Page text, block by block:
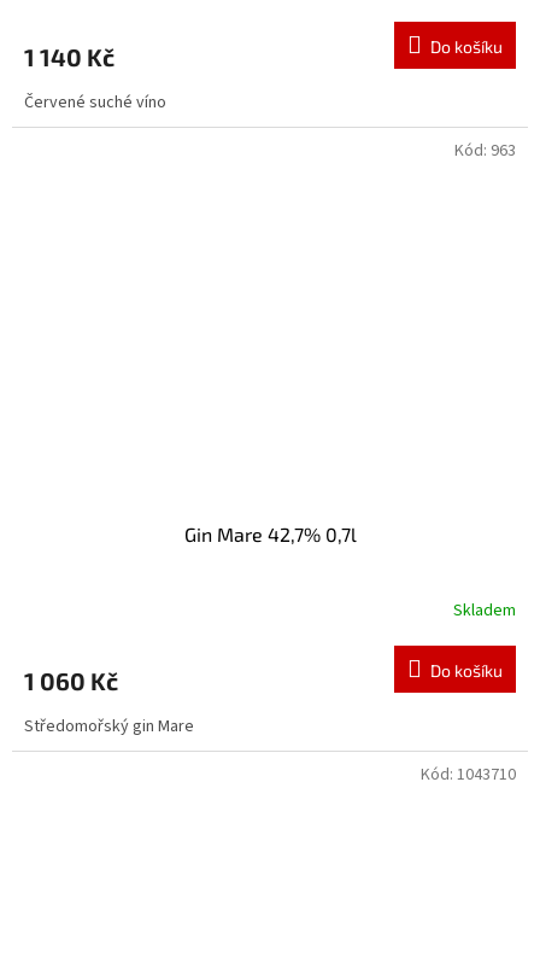
1 140 Kč Do košíku
Červené suché víno
Gin Mare 42,7% 0,7l
Skladem
1 060 Kč Do košíku
Středomořský gin Mare
Kód: 963
Kód: 1043710